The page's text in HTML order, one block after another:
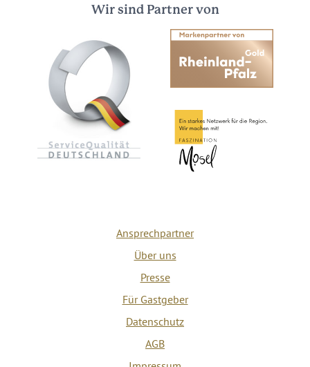
Wir sind Partner von
Ansprechpartner
Über uns
Presse
Für Gastgeber
Datenschutz
AGB